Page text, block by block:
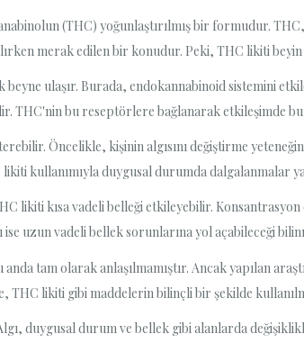
(THC) yoğunlaştırılmış bir formudur.
merak edilen bir konudur. Peki, THC likiti
ulaşır. Burada, endokannabinoid sistemini
bu reseptörlere bağlanarak etkileşimde
Öncelikle, kişinin algısını değiştirme
kullanımıyla duygusal durumda dalgalanmalar
likiti kısa vadeli belleği etkileyebilir.
uzun vadeli bellek sorunlarına yol açabileceği
tam olarak anlaşılmamıştır. Ancak yapılan
THC likiti gibi maddelerin bilinçli bir şekilde
duygusal durum ve bellek gibi alanlarda